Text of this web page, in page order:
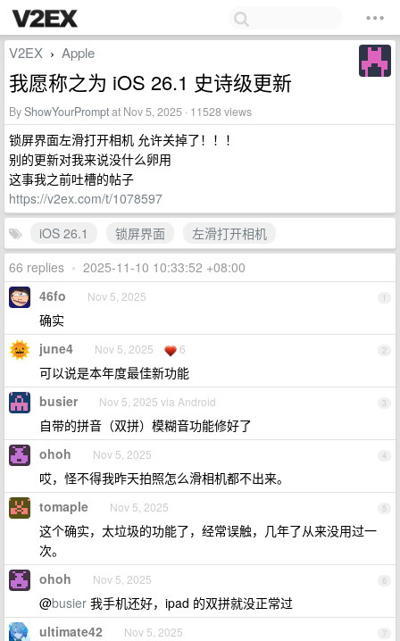
V2EX › Apple
我愿称之为 iOS 26.1 史诗级更新
ByShowYourPromptat Nov 5, 2025 · 11528 views
锁屏界面左滑打开相机 允许关掉了！！！
别的更新对我来说没什么卵用
这事我之前吐槽的帖子
https://v2ex.com/t/1078597
iOS 26.1
锁屏界面
左滑打开相机
66 replies • 2025-11-10 10:33:52 +08:00
1
46fo Nov 5, 2025
确实
2
june4 Nov 5, 2025 6
可以说是本年度最佳新功能
3
busier Nov 5, 2025 via Android
自带的拼音（双拼）模糊音功能修好了
4
ohoh Nov 5, 2025
哎，怪不得我昨天拍照怎么滑相机都不出来。
5
tomaple Nov 5, 2025
这个确实，太垃圾的功能了，经常误触，几年了从来没用过一
次。
6
ohoh Nov 5, 2025
@busier 我手机还好，ipad 的双拼就没正常过
7
ultimate42 Nov 5, 2025